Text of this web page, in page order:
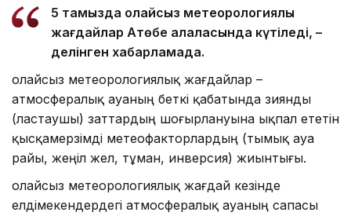
5 тамызда қолайсыз метеорологиялық
жағдайлар Ақтөбе қалаласында күтіледі, –
делінген хабарламада.
Қолайсыз метеорологиялық жағдайлар –
атмосфералық ауаның беткі қабатында зиянды
(ластаушы) заттардың шоғырлануына ықпал ететін
қысқамерзімді метеофакторлардың (тымық ауа
райы, жеңіл жел, тұман, инверсия) жиынтығы.
Қолайсыз метеорологиялық жағдай кезінде
елдімекендердегі атмосфералық ауаның сапасы